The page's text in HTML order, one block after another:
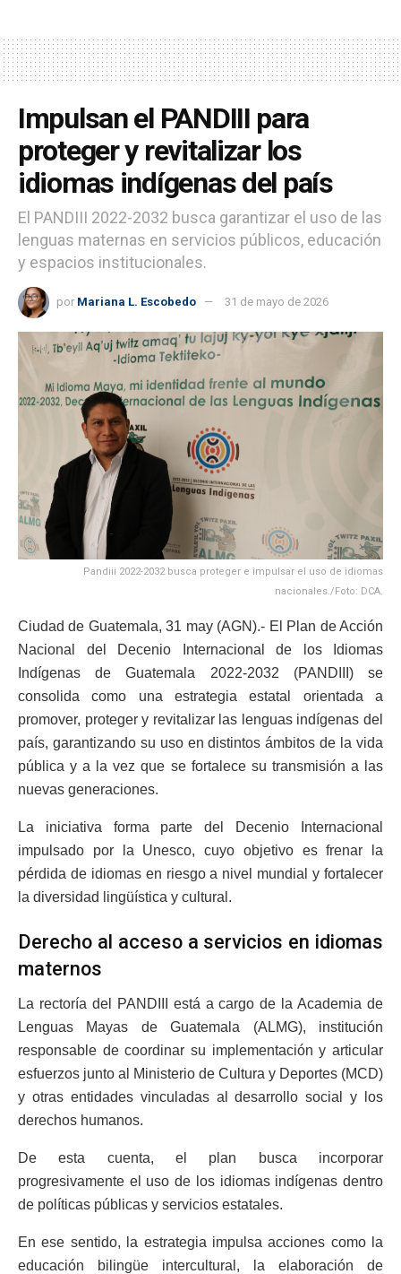
Impulsan el PANDIII para
proteger y revitalizar los
idiomas indígenas del país
El PANDIII 2022-2032 busca garantizar el uso de las
lenguas maternas en servicios públicos, educación
y espacios institucionales.
por Mariana L. Escobedo 31 de mayo de 2026
Pandiii 2022-2032 busca proteger e impulsar el uso de idiomas
nacionales./Foto: DCA.
Ciudad de Guatemala, 31 may (AGN).- El Plan de Acción
Nacional del Decenio Internacional de los Idiomas
Indígenas de Guatemala 2022-2032 (PANDIII) se
consolida como una estrategia estatal orientada a
promover, proteger y revitalizar las lenguas indígenas del
país, garantizando su uso en distintos ámbitos de la vida
pública y a la vez que se fortalece su transmisión a las
nuevas generaciones.
La iniciativa forma parte del Decenio Internacional
impulsado por la Unesco, cuyo objetivo es frenar la
pérdida de idiomas en riesgo a nivel mundial y fortalecer
la diversidad lingüística y cultural.
Derecho al acceso a servicios en idiomas
maternos
La rectoría del PANDIII está a cargo de la Academia de
Lenguas Mayas de Guatemala (ALMG), institución
responsable de coordinar su implementación y articular
esfuerzos junto al Ministerio de Cultura y Deportes (MCD)
y otras entidades vinculadas al desarrollo social y los
derechos humanos.
De esta cuenta, el plan busca incorporar
progresivamente el uso de los idiomas indígenas dentro
de políticas públicas y servicios estatales.
En ese sentido, la estrategia impulsa acciones como la
educación bilingüe intercultural, la elaboración de